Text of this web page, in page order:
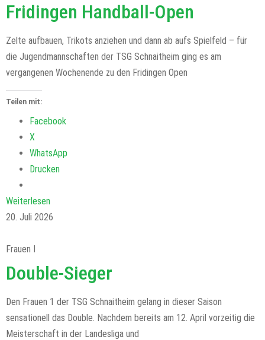
Fridingen Handball-Open
Zelte aufbauen, Trikots anziehen und dann ab aufs Spielfeld – für
die Jugendmannschaften der TSG Schnaitheim ging es am
vergangenen Wochenende zu den Fridingen Open
Teilen mit:
Facebook
X
WhatsApp
Drucken
Weiterlesen
20. Juli 2026
Frauen I
Double-Sieger
Den Frauen 1 der TSG Schnaitheim gelang in dieser Saison
sensationell das Double. Nachdem bereits am 12. April vorzeitig die
Meisterschaft in der Landesliga und